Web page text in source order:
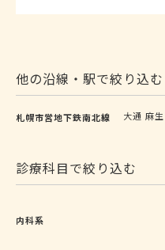
他の沿線・駅で絞り込む
札幌市営地下鉄南北線 大通 麻生
診療科目で絞り込む
内科系